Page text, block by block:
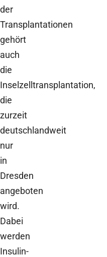
der
Transplantationen
gehört
auch
die
Inselzelltransplantation,
die
zurzeit
deutschlandweit
nur
in
Dresden
angeboten
wird.
Dabei
werden
Insulin-